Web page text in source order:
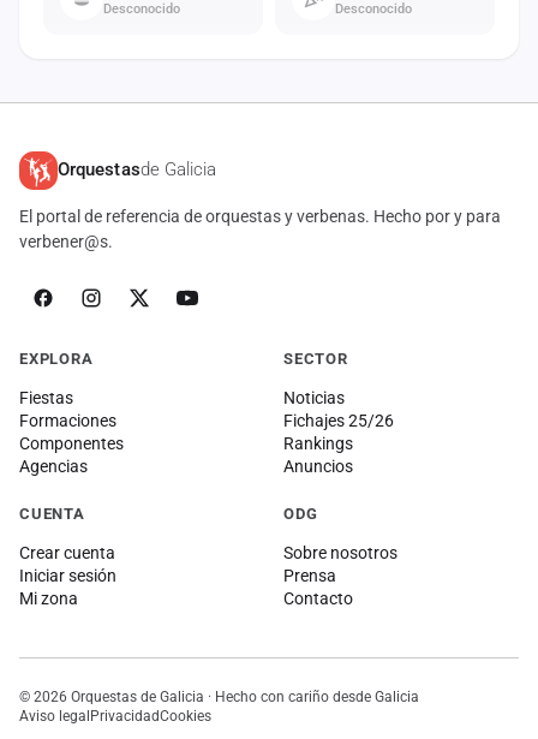
Desconocido Desconocido
Orquestasde Galicia
El portal de referencia de orquestas y verbenas. Hecho por y para
verbener@s.
EXPLORA
Fiestas
Formaciones
Componentes
Agencias
SECTOR
Noticias
Fichajes 25/26
Rankings
Anuncios
CUENTA
Crear cuenta
Iniciar sesión
Mi zona
ODG
Sobre nosotros
Prensa
Contacto
© 2026 Orquestas de Galicia · Hecho con cariño desde Galicia
Aviso legalPrivacidadCookies